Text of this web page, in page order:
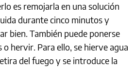
es remojarla en una solución
durante cinco minutos y
bien. También puede ponerse
o hervir. Para ello, se hierve agua
del fuego y se introduce la